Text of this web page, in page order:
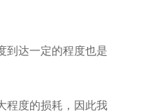
到达一定的程度也是
程度的损耗，因此我